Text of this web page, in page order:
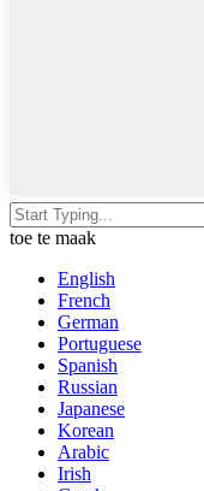
toe te maak
English
French
German
Portuguese
Spanish
Russian
Japanese
Korean
Arabic
Irish